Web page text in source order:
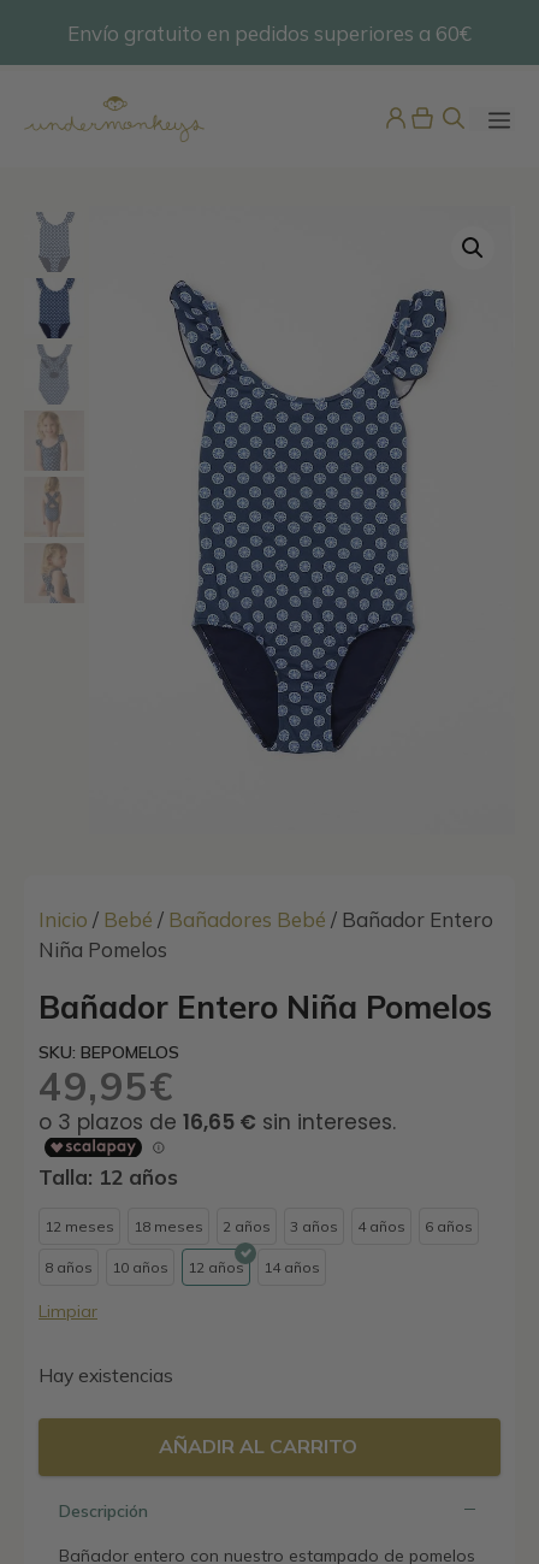
Envío gratuito en pedidos superiores a 60€
@undermonkeyskids
Inicio / Bebé / Bañadores Bebé / Bañador Entero
Niña Pomelos
Bañador Entero Niña Pomelos
SKU: BEPOMELOS
49,95€
Talla: 12 años
12 meses 18 meses 2 años 3 años 4 años 6 años
8 años 10 años 12 años 14 años
Limpiar
Hay existencias
AÑADIR AL CARRITO
Descripción
Bañador entero con nuestro estampado de pomelos
Chupetero Bambula
12,95€